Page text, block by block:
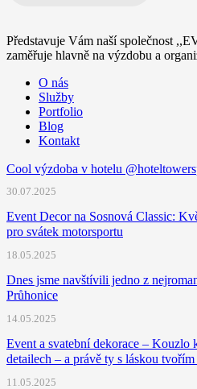
Představuje Vám naší společnost
zaměřuje hlavně na výzdobu a
O nás
Služby
Portfolio
Blog
Kontakt
Cool výzdoba v hotelu
30.07.2025
Event Decor na Sosnová Classic:
pro svátek motorsportu
18.05.2025
Dnes jsme navštívili jedno z
Průhonice
14.05.2025
Event a svatební dekorace – Kouzlo
detailech – a právě ty s láskou
11.05.2025